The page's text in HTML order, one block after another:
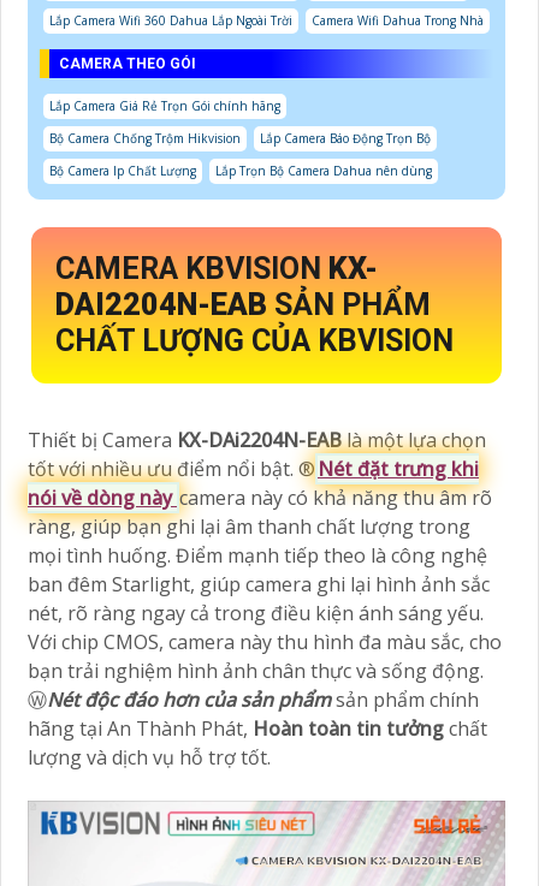
Lắp Camera Wifi 360 Dahua Lắp Ngoài Trời
Camera Wifi Dahua Trong Nhà
CAMERA THEO GÓI
Lắp Camera Giá Rẻ Trọn Gói chính hãng
Bộ Camera Chống Trộm Hikvision
Lắp Camera Báo Động Trọn Bộ
Bộ Camera Ip Chất Lượng
Lắp Trọn Bộ Camera Dahua nên dùng
CAMERA KBVISION KX-
DAI2204N-EAB SẢN PHẨM
CHẤT LƯỢNG CỦA KBVISION
Thiết bị Camera KX-DAi2204N-EABlà một lựa chọn
tốt với nhiều ưu điểm nổi bật. ®️ Nét đặt trưng khi
nói về dòng này camera này có khả năng thu âm rõ
ràng, giúp bạn ghi lại âm thanh chất lượng trong
mọi tình huống. Điểm mạnh tiếp theo là công nghệ
ban đêm Starlight, giúp camera ghi lại hình ảnh sắc
nét, rõ ràng ngay cả trong điều kiện ánh sáng yếu.
Với chip CMOS, camera này thu hình đa màu sắc, cho
bạn trải nghiệm hình ảnh chân thực và sống động.
ⓌNét độc đáo hơn của sản phẩmsản phẩm chính
hãng tại An Thành Phát, Hoàn toàn tin tưởngchất
lượng và dịch vụ hỗ trợ tốt.